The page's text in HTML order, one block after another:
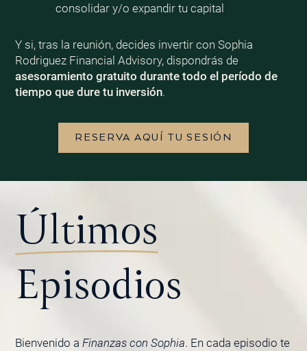
consolidar y/o expandir tu capital
Y si, tras la reunión, decides invertir con Sophia
Rodriguez Financial Advisory, dispondrás de
asesoramiento gratuito durante todo el período de
tiempo que dure tu inversión.
RESERVA AQUÍ TU SESIÓN
Últimos
Episodios
Bienvenido a Finanzas con Sophia. En cada episodio te